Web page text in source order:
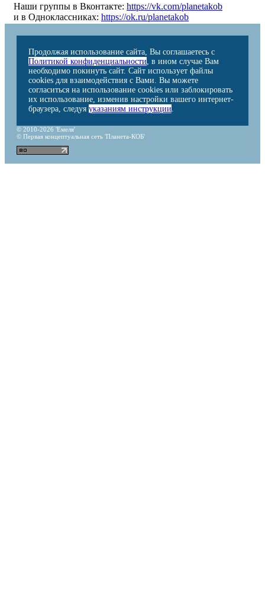
Наши группы в Вконтакте: https://vk.com/planetakob
и в Одноклассниках: https://ok.ru/planetakob
Продолжая использование сайта, Вы соглашаетесь с
Политикой конфиденциальности, в ином случае Вам
необходимо покинуть сайт. Сайт использует файлы
cookies для взаимодействия с Вами. Вы можете
согласиться на использование cookies или заблокировать
их использование, изменив настройки вашего интернет-
браузера, следуя указаниям инструкции.
© 2010-2026 'Емеля'
© Первая концептуальная сеть 'Планета-КОБ'